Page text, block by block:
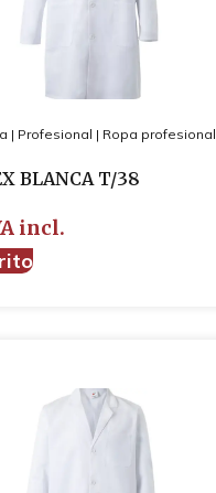
| Profesional | Ropa profesional
BLANCA T/38
incl.